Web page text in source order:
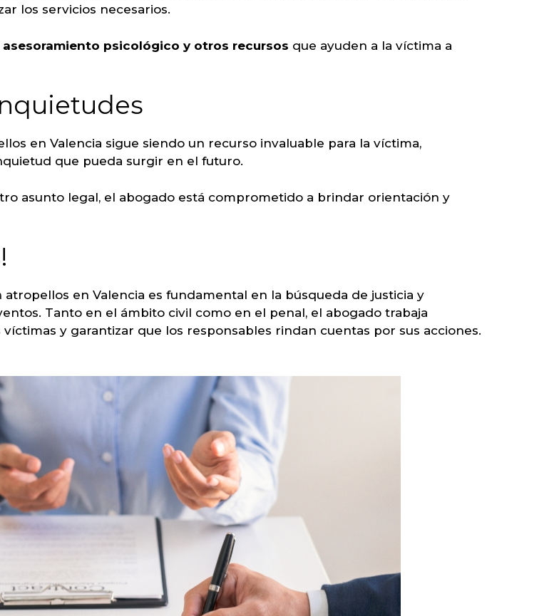
los servicios necesarios.
asesoramiento psicológico y otros recursos que ayuden a la víctima a
en Valencia sigue siendo un recurso invaluable para la víctima,
que pueda surgir en el futuro.
asunto legal, el abogado está comprometido a brindar orientación y
en Valencia es fundamental en la búsqueda de justicia y
Tanto en el ámbito civil como en el penal, el abogado trabaja
y garantizar que los responsables rindan cuentas por sus acciones.